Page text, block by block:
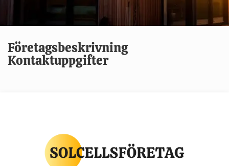
Företagsbeskrivning
Kontaktuppgifter